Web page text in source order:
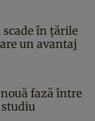
în țările
un avantaj
fază între
studiu